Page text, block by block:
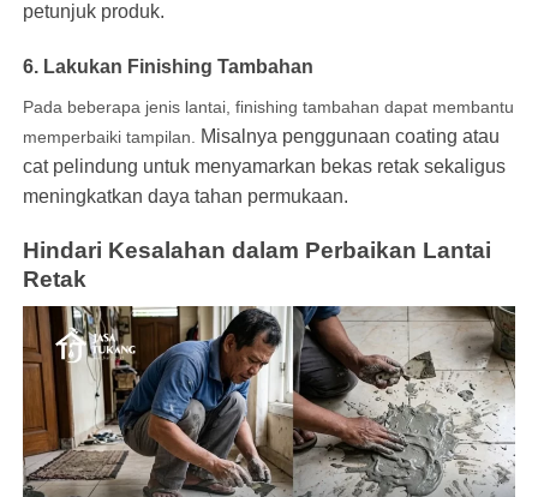
petunjuk produk.
6. Lakukan Finishing Tambahan
Pada beberapa jenis lantai, finishing tambahan dapat membantu
memperbaiki tampilan. Misalnya penggunaan coating atau
cat pelindung untuk menyamarkan bekas retak sekaligus
meningkatkan daya tahan permukaan.
Hindari Kesalahan dalam Perbaikan Lantai
Retak